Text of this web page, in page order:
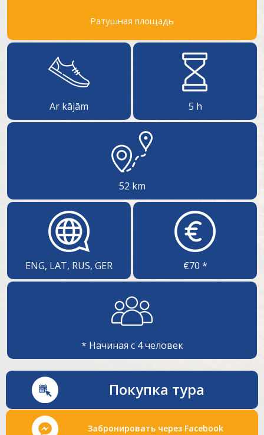
Ратушная площадь
Ar kājām 5 h
52 km
ENG, LAT, RUS, GER €70 *
* Начиная с 4 человек
Покупка тура
Забронировать через Facebook